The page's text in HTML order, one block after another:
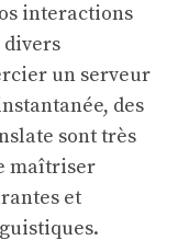
interactions
divers
un serveur
, des
sont très
maîtriser
et